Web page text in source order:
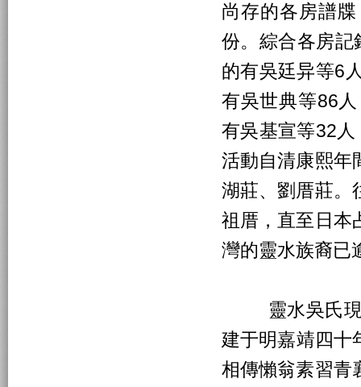
尚存的各房譜
份。綜合各房記
的有吳廷异等6
有吳世典等86
有吳基宣等32
活動自清康熙年
湖莊、劉厝莊。
祖厝，直至日本
灣的靈水族裔已
靈水吳氏現有
建于明嘉靖四十
相傳懶翁素習青